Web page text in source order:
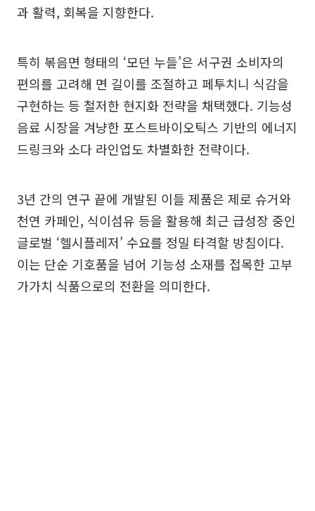
과 활력, 회복을 지향한다.
특히 볶음면 형태의 ‘모던 누들’은 서구권 소비자의
편의를 고려해 면 길이를 조절하고 페투치니 식감을
구현하는 등 철저한 현지화 전략을 채택했다. 기능성
음료 시장을 겨냥한 포스트바이오틱스 기반의 에너지
드링크와 소다 라인업도 차별화한 전략이다.
3년 간의 연구 끝에 개발된 이들 제품은 제로 슈거와
천연 카페인, 식이섬유 등을 활용해 최근 급성장 중인
글로벌 ‘헬시플레저’ 수요를 정밀 타격할 방침이다.
이는 단순 기호품을 넘어 기능성 소재를 접목한 고부
가가치 식품으로의 전환을 의미한다.